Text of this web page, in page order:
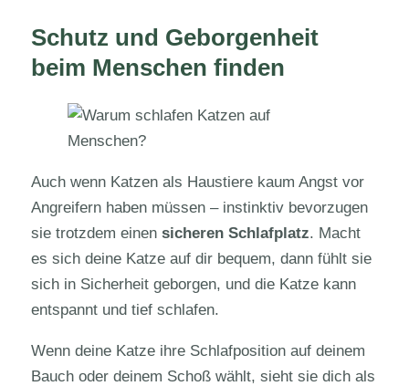
Schutz und Geborgenheit
beim Menschen finden
Auch wenn Katzen als Haustiere kaum Angst vor
Angreifern haben müssen – instinktiv bevorzugen
sie trotzdem einen sicheren Schlafplatz. Macht
es sich deine Katze auf dir bequem, dann fühlt sie
sich in Sicherheit geborgen, und die Katze kann
entspannt und tief schlafen.
Wenn deine Katze ihre Schlafposition auf deinem
Bauch oder deinem Schoß wählt, sieht sie dich als